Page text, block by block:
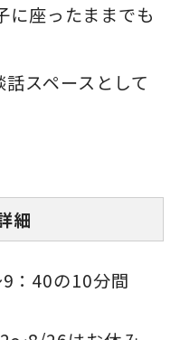
に座ったままでも
スペースとして
細
：40の10分間